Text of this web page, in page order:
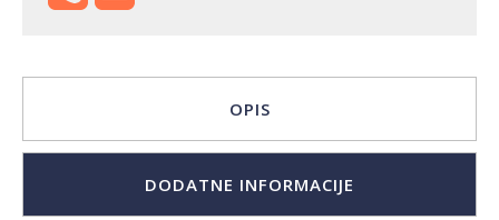
OPIS
DODATNE INFORMACIJE